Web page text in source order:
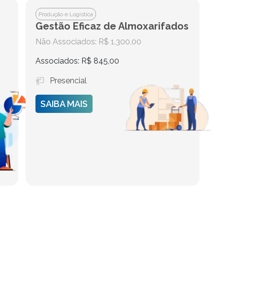
Produção e Logística
Gestão Eficaz de Almoxarifados
Não Associados: R$ 1.300,00
Associados: R$ 845,00
Presencial
SAIBA MAIS